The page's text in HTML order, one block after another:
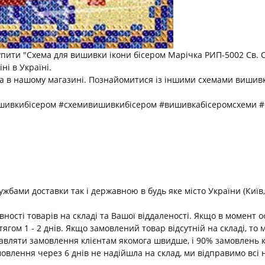
"Схема для вишивки ікони бісером Марічка РИП-5002 Св.
в Україні.
в нашому магазині. Познайомитися із іншими схемами
#схемивишивкибісером #вишивкабісеромсхеми
доставки так і державною в будь яке місто України
товарів на складі та Вашої віддаленості. Якщо в
1 - 2 днів. Якщо замовлений товар відсутній на складі,
замовлення клієнтам якомога швидше, і 90% замовлень
через 6 днів не надійшла на склад, ми відправимо